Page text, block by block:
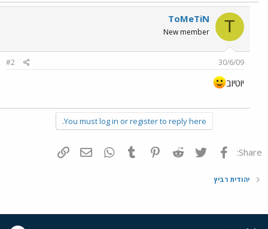
T
ToMeTiN
New member
30/6/09
#2
יוטיוב
You must log in or register to reply here.
Share: פייסבוק Twitter
Reddit
Pinterest
Tumblr
WhatsAppדואר אלקטרוני
יהודית רביץ